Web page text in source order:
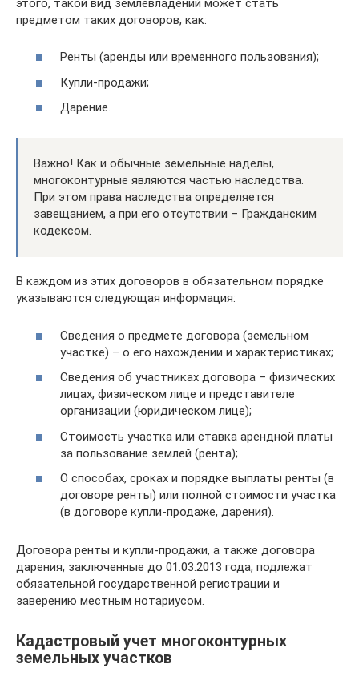
предметом таких договоров, как:
Ренты (аренды или временного пользования);
Купли-продажи;
Дарение.
Важно! Как и обычные земельные наделы,
многоконтурные являются частью наследства.
При этом права наследства определяется
завещанием, а при его отсутствии – Гражданским
кодексом.
В каждом из этих договоров в обязательном порядке
указываются следующая информация:
Сведения о предмете договора (земельном
участке) – о его нахождении и характеристиках;
Сведения об участниках договора – физических
лицах, физическом лице и представителе
организации (юридическом лице);
Стоимость участка или ставка арендной платы
за пользование землей (рента);
О способах, сроках и порядке выплаты ренты (в
договоре ренты) или полной стоимости участка
(в договоре купли-продаже, дарения).
Договора ренты и купли-продажи, а также договора
дарения, заключенные до 01.03.2013 года, подлежат
обязательной государственной регистрации и
заверению местным нотариусом.
Кадастровый учет многоконтурных
земельных участков